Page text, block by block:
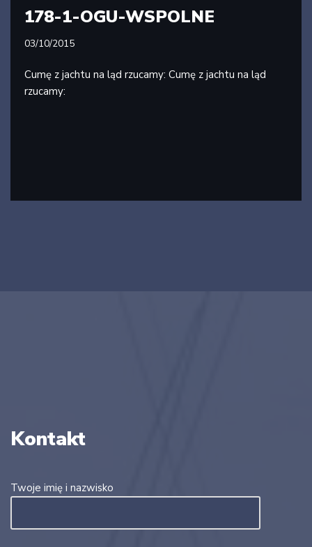
178-1-OGU-WSPOLNE
03/10/2015
Cumę z jachtu na ląd rzucamy: Cumę z jachtu na ląd
rzucamy:
Kontakt
Twoje imię i nazwisko